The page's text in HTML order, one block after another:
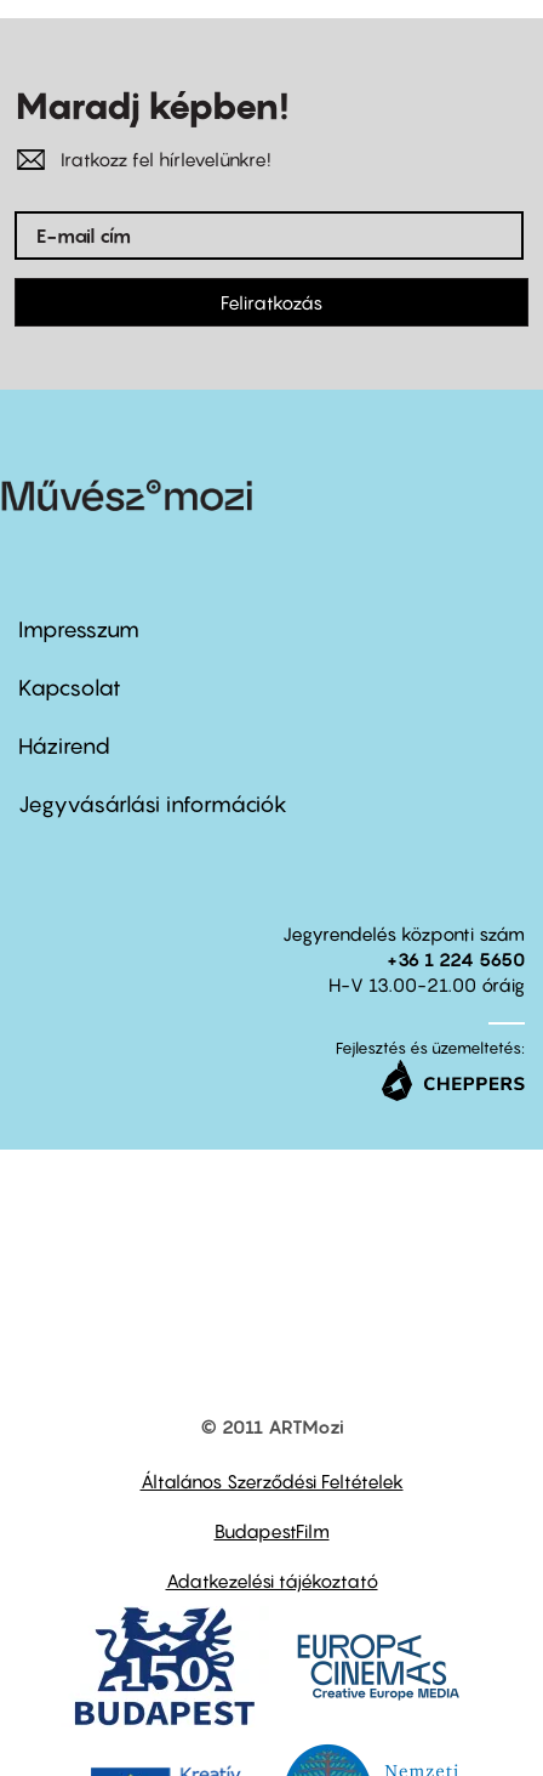
Maradj képben!
Iratkozz fel hírlevelünkre!
Feliratkozás
Footer
first
Impresszum
Kapcsolat
Footer
second
Házirend
Jegyvásárlási információk
Jegyrendelés központi szám
+36 1 224 5650
H-V 13.00-21.00 óráig
Fejlesztés és üzemeltetés:
© 2011 ARTMozi
Általános Szerződési Feltételek
BudapestFilm
Adatkezelési tájékoztató